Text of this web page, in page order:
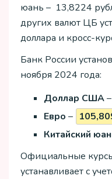
юань – 13,8224
других валют ЦБ
доллара и кросс-
Банк России
ноября 2024 года:
Доллар США–
Евро –
Китайский
Официальные
устанавливает с